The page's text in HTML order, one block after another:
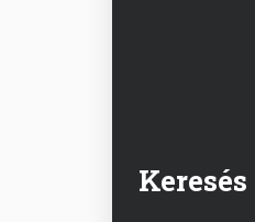
Keresés